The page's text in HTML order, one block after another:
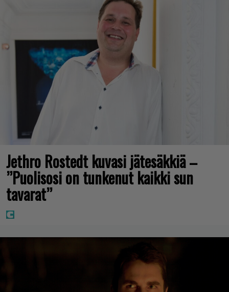
Jethro Rostedt kuvasi jätesäkkiä –
”Puolisosi on tunkenut kaikki sun
tavarat”